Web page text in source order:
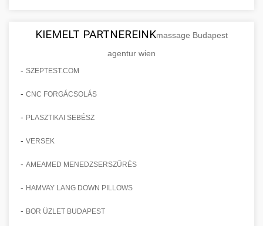
KIEMELT PARTNEREINKmassage Budapest
agentur wien
- SZEPTEST.COM
- CNC FORGÁCSOLÁS
- PLASZTIKAI SEBÉSZ
- VERSEK
- AMEAMED MENEDZSERSZŰRÉS
- HAMVAY LANG DOWN PILLOWS
- BOR ÜZLET BUDAPEST